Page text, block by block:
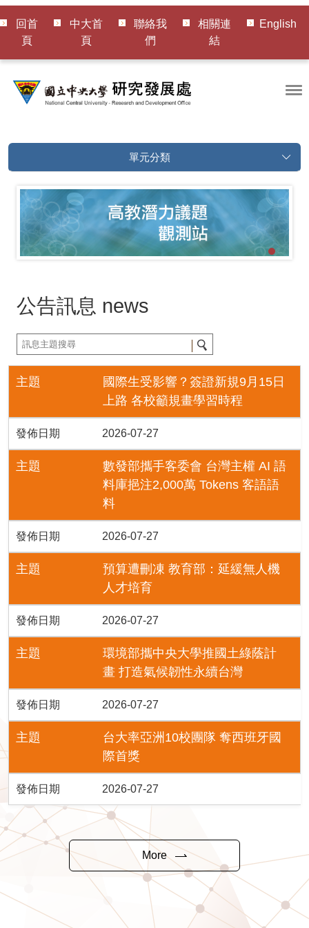
回首
頁
中大首
頁
聯絡我
們
相關連
結
English
單元分類
公告訊息 news
主題
國際生受影響？簽證新規9月15日
上路 各校籲規畫學習時程
發佈日期 2026-07-27
主題
數發部攜手客委會 台灣主權 AI 語
料庫挹注2,000萬 Tokens 客語語
料
發佈日期 2026-07-27
主題
預算遭刪凍 教育部：延緩無人機
人才培育
發佈日期 2026-07-27
主題
環境部攜中央大學推國土綠蔭計
畫 打造氣候韌性永續台灣
發佈日期 2026-07-27
主題
台大率亞洲10校團隊 奪西班牙國
際首獎
發佈日期 2026-07-27
More